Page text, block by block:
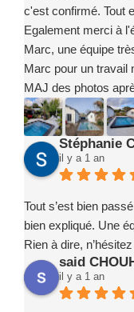
c'est confirmé. Tout
Egalement merci à
Marc, une équipe
Marc pour un travail
MAJ des photos
Stéphanie
il y a 1 an
Tout s’est bien
bien expliqué. Une
Rien à dire,
said
il y a 1 an